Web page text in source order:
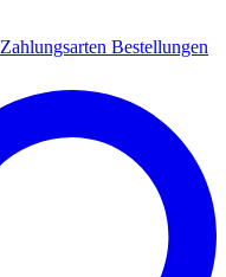
Zahlungsarten Bestellungen